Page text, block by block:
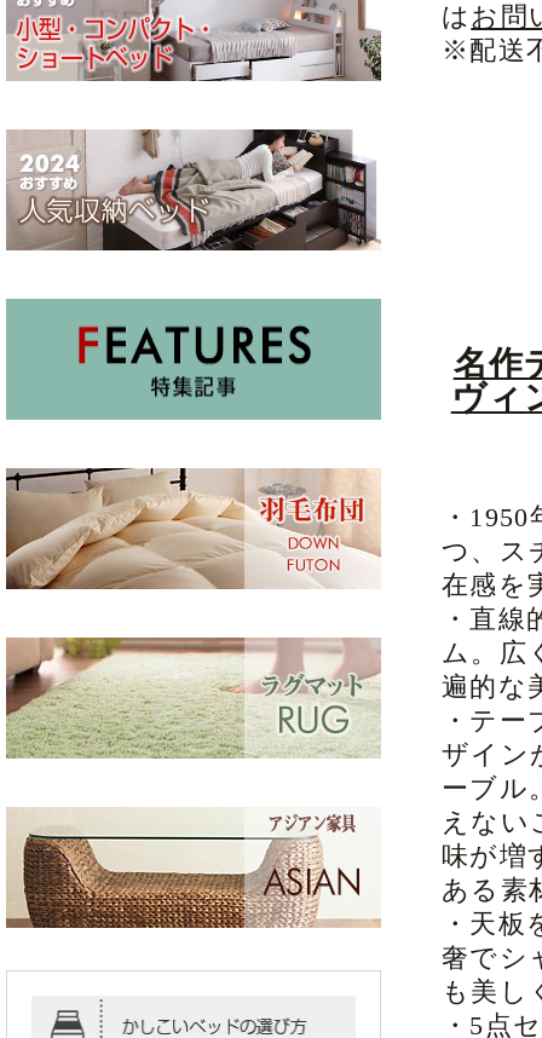
は お問
※配送
名作
ヴィ
・
つ、ス
在感を
・直
ム。広
遍的な
・テ
ザイン
ーブル
えない
味が増
ある素
・天
奢でシ
も美し
・5点